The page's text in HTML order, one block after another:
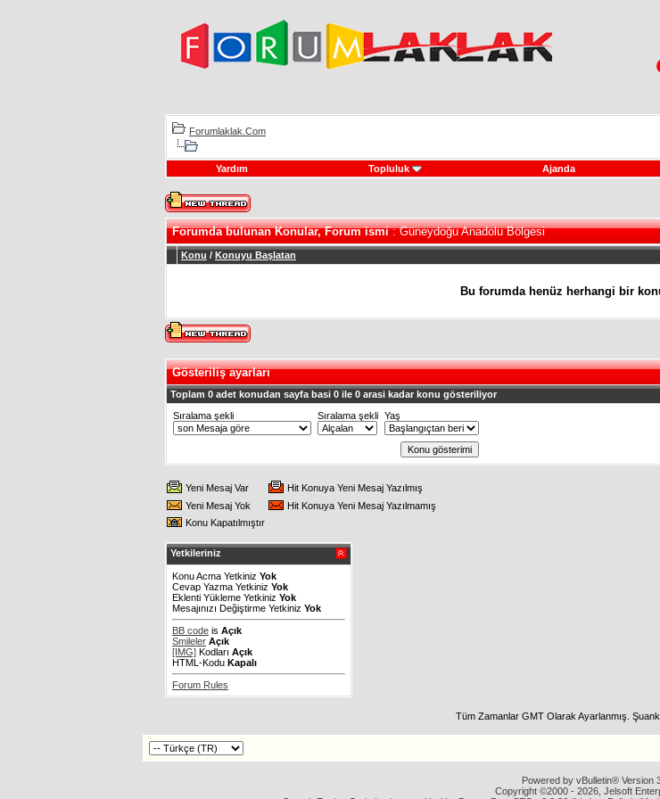
Forumlaklak.Com
Yardım Topluluk Ajanda
Forumda bulunan Konular, Forum ismi: Güneydoğu Anadolu Bölgesi
Konu / Konuyu Başlatan
Bu forumda henüz herhangi bir
Gösteriliş ayarları
Toplam 0 adet konudan sayfa basi 0 ile 0 arasi kadar konu gösteriliyor
Sıralama şekli
Sıralama şekli Yaş
Yeni Mesaj Var
Hit Konuya Yeni Mesaj Yazılmış
Yeni Mesaj Yok
Hit Konuya Yeni Mesaj Yazılmamış
Konu Kapatılmıştır
Yetkileriniz
Konu Acma Yetkiniz Yok
Cevap Yazma Yetkiniz Yok
Eklenti Yükleme Yetkiniz Yok
Mesajınızı Değiştirme Yetkiniz Yok
BB code is Açık
Smileler Açık
[IMG] Kodları Açık
HTML-Kodu Kapalı
Forum Rules
Tüm Zamanlar GMT Olarak Ayarlanmış.
Powered by vBulletin® Version
Copyright ©2000 - 2026, Jelsoft